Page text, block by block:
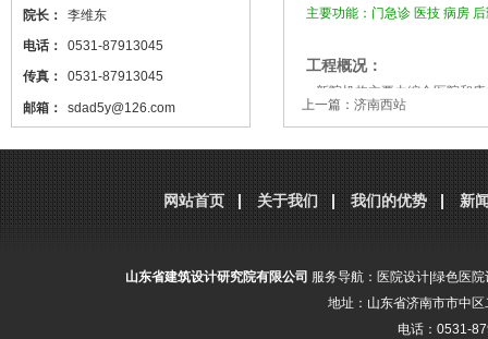
院长：
李维东
电话：
0531-87913045
传真：
0531-87913045
邮箱：
sdad5y@126.com
设计 ，本站网址
http://www.sdjzsj5y.com
，转载请标明出处！
主要功能：门急诊 医技 病房
工程概况：
新院机构主要由综合医院和
建筑风格形式统一，彼此呼应
上一篇： 济南西站
网站首页 关于我们 我们的优势 新
山东省建筑设计研究院有限公司 服务导航： 医院设计 绿色医院
地址：山东省济南市市中
电话：0531-